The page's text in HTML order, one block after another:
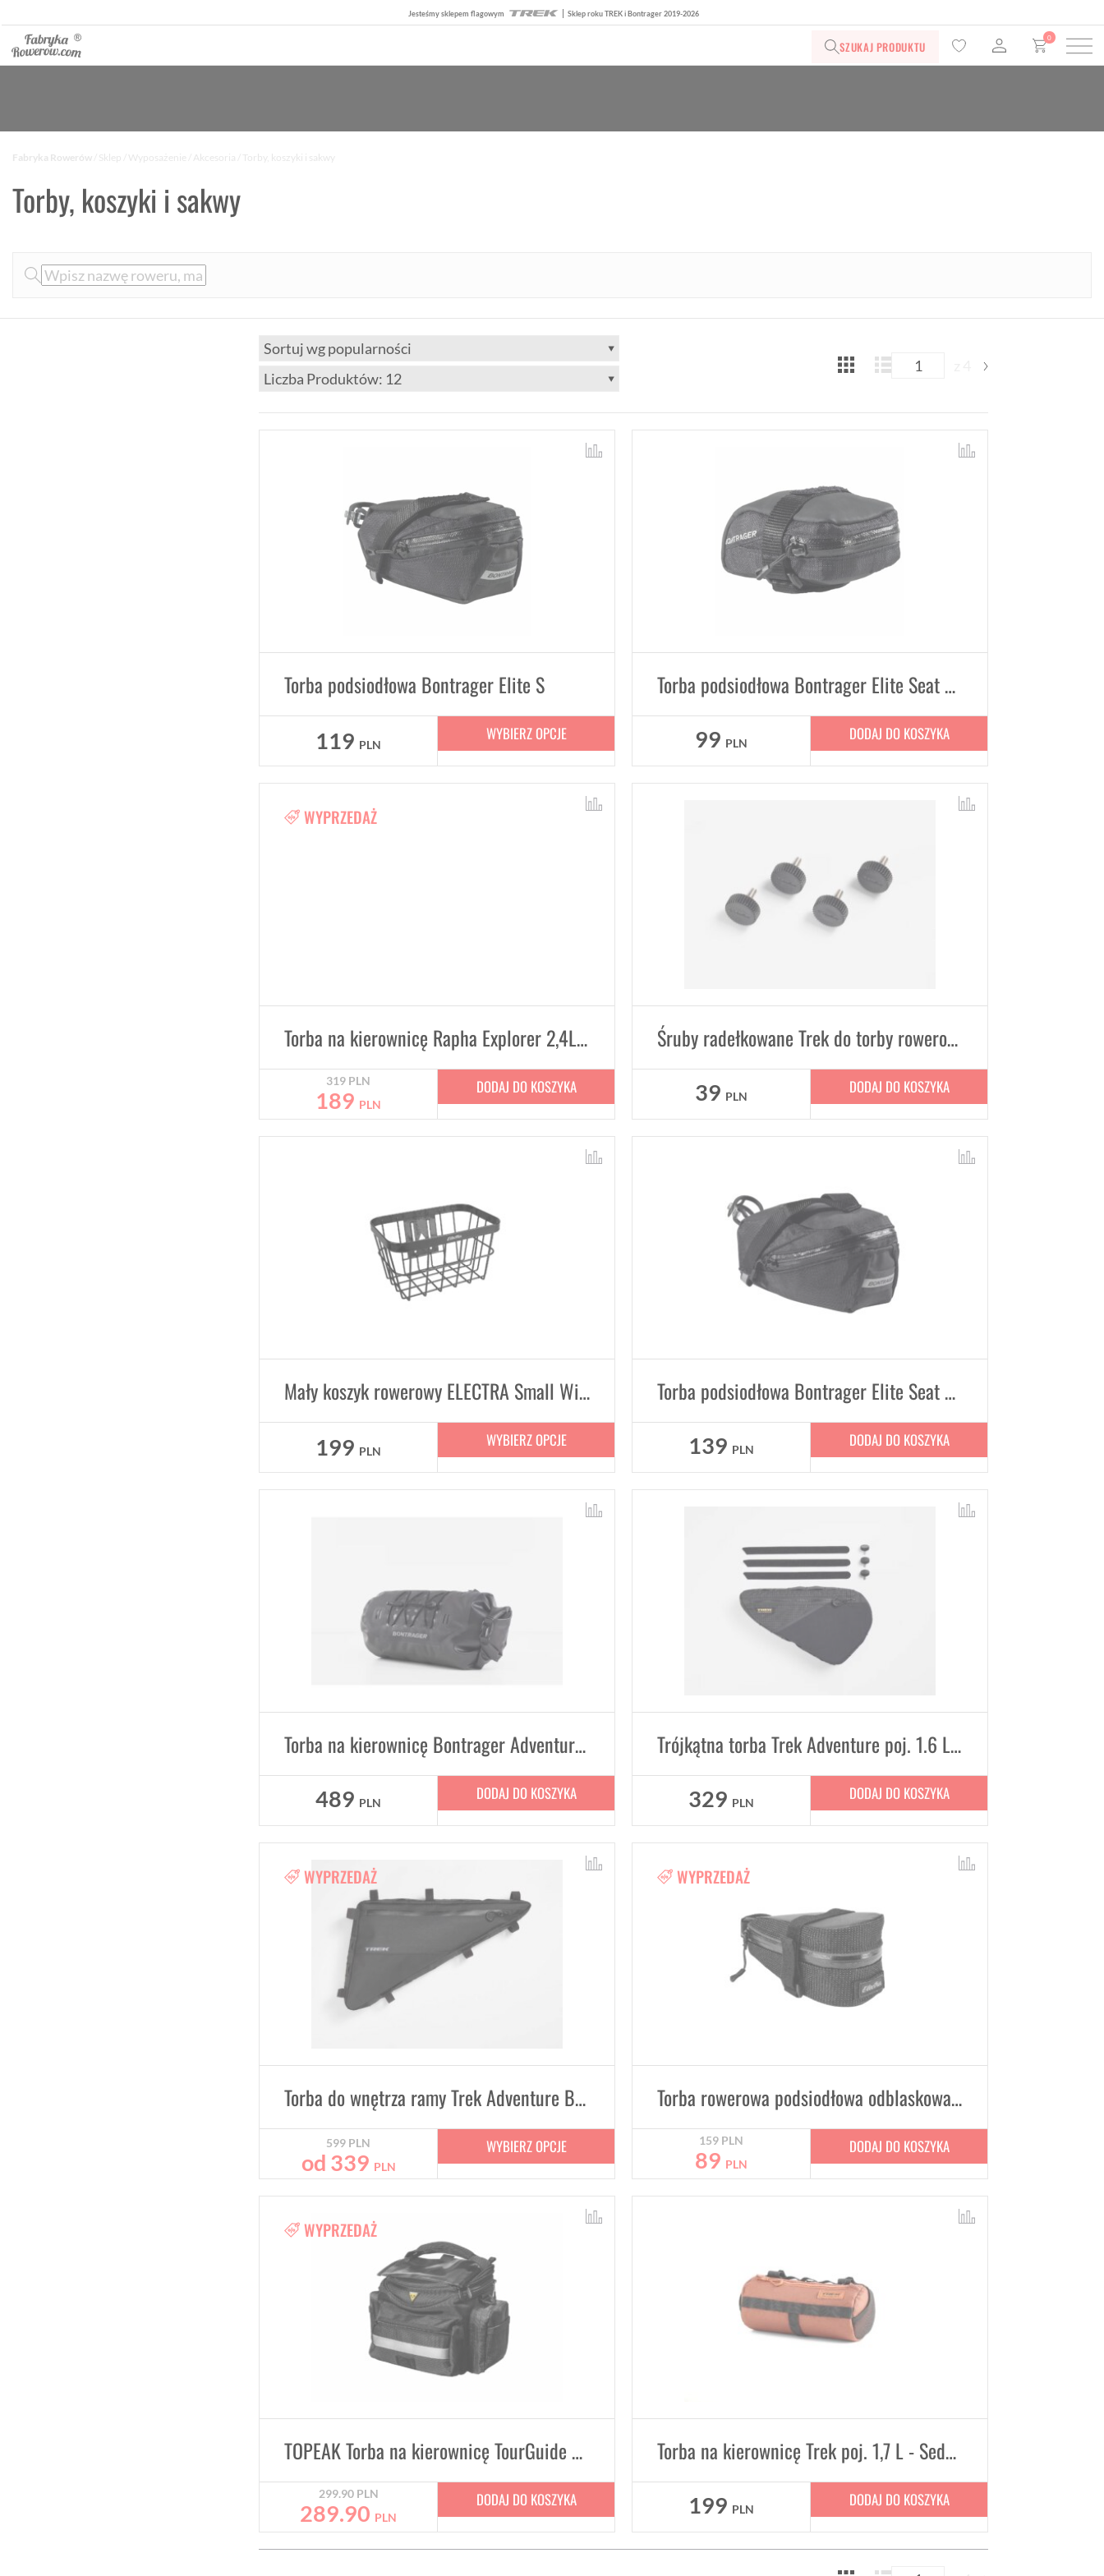
Jesteśmy sklepem flagowym Sklep roku TREK i Bontrager 2019-2026
SZUKAJ PRODUKTU
0
Torby, koszyki i sakwy
Fabryka Rowerów Sklep Wyposażenie Akcesoria / Torby, koszyki i sakwy
Torba podsiodłowa Bontrager Elite S
119 PLN
WYBIERZ OPCJE
Torba podsiodłowa Bontrager Elite Seat Pack poj. 0,28 L
99 PLN DODAJ DO KOSZYKA
WYPRZEDAŻ
Torba na kierownicę Rapha Explorer 2,4L- Bordowa, Brązowa
319 PLN
189 PLN
DODAJ DO KOSZYKA
Śruby radełkowane Trek do torby rowerowej - zestaw 4 szt.
39 PLN DODAJ DO KOSZYKA
Mały koszyk rowerowy ELECTRA Small Wired
199 PLN
WYBIERZ OPCJE
Torba podsiodłowa Bontrager Elite Seat Pack poj. 0,93 L
139 PLN DODAJ DO KOSZYKA
Torba na kierownicę Bontrager Adventure poj. 9 L
489 PLN DODAJ DO KOSZYKA
Trójkątna torba Trek Adventure poj. 1.6 L torba rowerowa na ramę
329 PLN DODAJ DO KOSZYKA
WYPRZEDAŻ
Torba do wnętrza ramy Trek Adventure Boss
599 PLN
od 339 PLN
WYBIERZ OPCJE
WYPRZEDAŻ
Torba rowerowa podsiodłowa odblaskowa ELECTRA grafit
159 PLN
89 PLN
DODAJ DO KOSZYKA
WYPRZEDAŻ
TOPEAK Torba na kierownicę TourGuide Handlebar Bag
299.90 PLN
289.90 PLN
DODAJ DO KOSZYKA
Torba na kierownicę Trek poj. 1,7 L - Sedona Red
199 PLN DODAJ DO KOSZYKA